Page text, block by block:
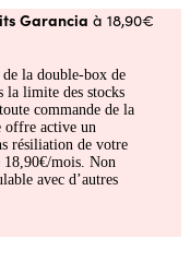
Garancia à 18,90€
la double-box de
la limite des stocks
commande de la
offre active un
résiliation de votre
18,90€/mois. Non
avec d’autres